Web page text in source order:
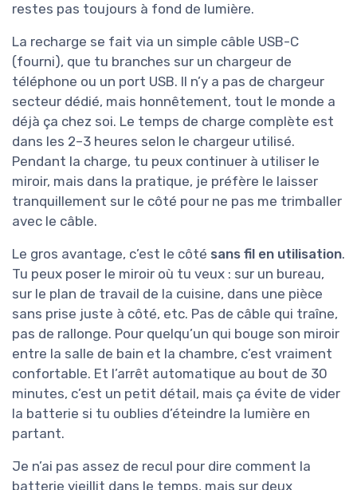
restes pas toujours à fond de lumière.
La recharge se fait via un simple câble USB-C
(fourni), que tu branches sur un chargeur de
téléphone ou un port USB. Il n’y a pas de chargeur
secteur dédié, mais honnêtement, tout le monde a
déjà ça chez soi. Le temps de charge complète est
dans les 2–3 heures selon le chargeur utilisé.
Pendant la charge, tu peux continuer à utiliser le
miroir, mais dans la pratique, je préfère le laisser
tranquillement sur le côté pour ne pas me trimballer
avec le câble.
Le gros avantage, c’est le côté sans fil en utilisation.
Tu peux poser le miroir où tu veux : sur un bureau,
sur le plan de travail de la cuisine, dans une pièce
sans prise juste à côté, etc. Pas de câble qui traîne,
pas de rallonge. Pour quelqu’un qui bouge son miroir
entre la salle de bain et la chambre, c’est vraiment
confortable. Et l’arrêt automatique au bout de 30
minutes, c’est un petit détail, mais ça évite de vider
la batterie si tu oublies d’éteindre la lumière en
partant.
Je n’ai pas assez de recul pour dire comment la
batterie vieillit dans le temps, mais sur deux